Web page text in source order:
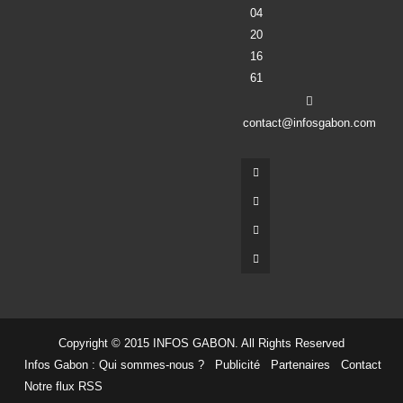
04
20
16
61
contact@infosgabon.com
Copyright © 2015 INFOS GABON. All Rights Reserved
Infos Gabon : Qui sommes-nous ?
Publicité Partenaires
Contact
Notre flux RSS